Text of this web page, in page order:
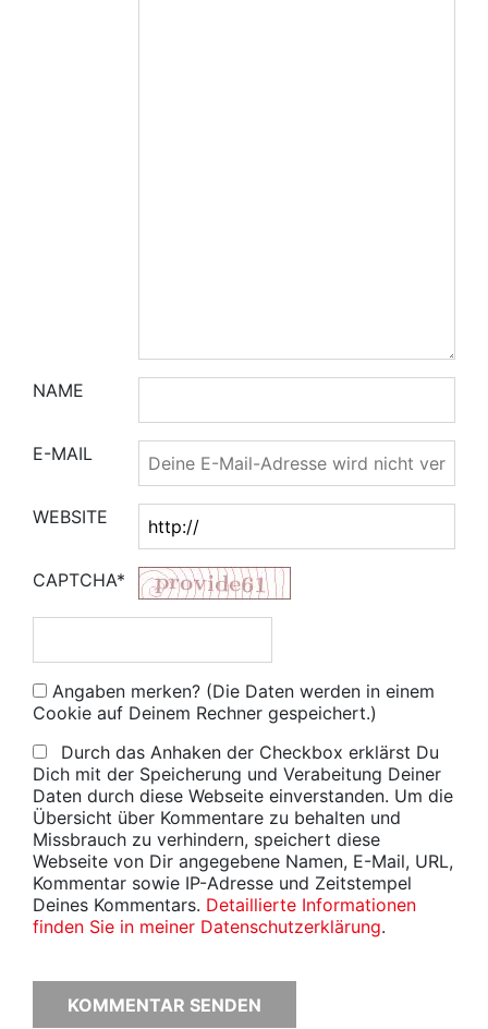
NAME
E-MAIL
WEBSITE
CAPTCHA*
Angaben merken? (Die Daten werden in einem
Cookie auf Deinem Rechner gespeichert.)
Durch das Anhaken der Checkbox erklärst Du
Dich mit der Speicherung und Verabeitung Deiner
Daten durch diese Webseite einverstanden. Um die
Übersicht über Kommentare zu behalten und
Missbrauch zu verhindern, speichert diese
Webseite von Dir angegebene Namen, E-Mail, URL,
Kommentar sowie IP-Adresse und Zeitstempel
Deines Kommentars. Detaillierte Informationen
finden Sie in meiner Datenschutzerklärung.